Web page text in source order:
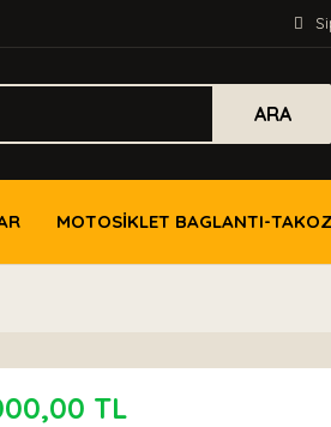
ARA
MOTOSİKLET BAGLANTI-TAKOZ
TL